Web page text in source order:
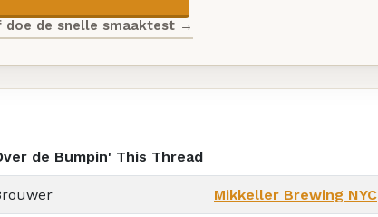
doe de snelle smaaktest →
de Bumpin' This Thread
Mikkeller Brewing NYC